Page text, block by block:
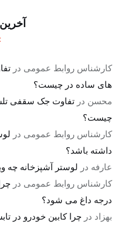
کارشناس روابط عمومی در
های ساده در چیست؟
محسن درتفاوت جک سقفی
چیست؟
کارشناس روابط عمومی در
داشته باشد؟
عارفه در لوستر آشپزخانه چه
کارشناس روابط عمومی در
درجه داغ می شود؟
بهزاد درچرا کابین خودرو در تابستان تا ۶۰